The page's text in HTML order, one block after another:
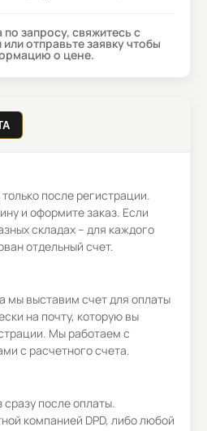
запросу, свяжитесь с
отправьте заявку чтобы
о цене.
после регистрации.
и оформите заказ. Если
складах – для каждого
отдельный счет.
мы выставим счет для оплаты
на почту, которую вы
Мы работаем с
с расчетного счета.
после оплаты.
компанией DPD, либо любой